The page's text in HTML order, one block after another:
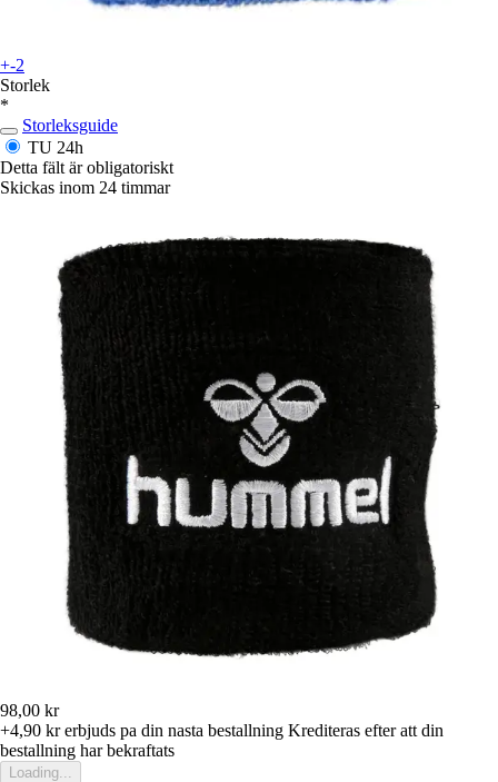
+-2
Storlek
*
Storleksguide
TU 24h
Detta fält är obligatoriskt
Skickas inom 24 timmar
98,00 kr
+4,90 krerbjuds pa din nasta bestallning Krediteras efter att din
bestallning har bekraftats
Loading...